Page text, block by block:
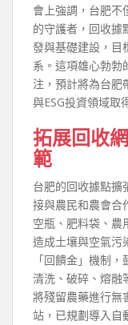
會上強調，台肥不
的守護者，回收據
發與基礎建設，目
系。這項雄心勃勃
注，預計將為台肥
與ESG投資領域取
拓展回收
範
台肥的回收據點擴
接與農民和農會合
空瓶、肥料袋、農
造成土壤與空氣污
「回饋金」機制
清洗、破碎、熔融
將殘留農藥進行無
站，已規劃導入自